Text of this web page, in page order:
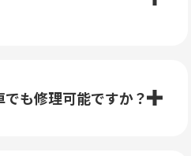
も修理可能ですか？